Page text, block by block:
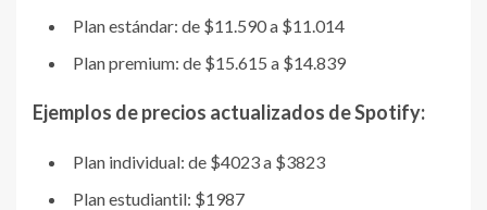
Plan estándar: de $11.590 a $11.014
Plan premium: de $15.615 a $14.839
Ejemplos de precios actualizados de Spotify:
Plan individual: de $4023 a $3823
Plan estudiantil: $1987